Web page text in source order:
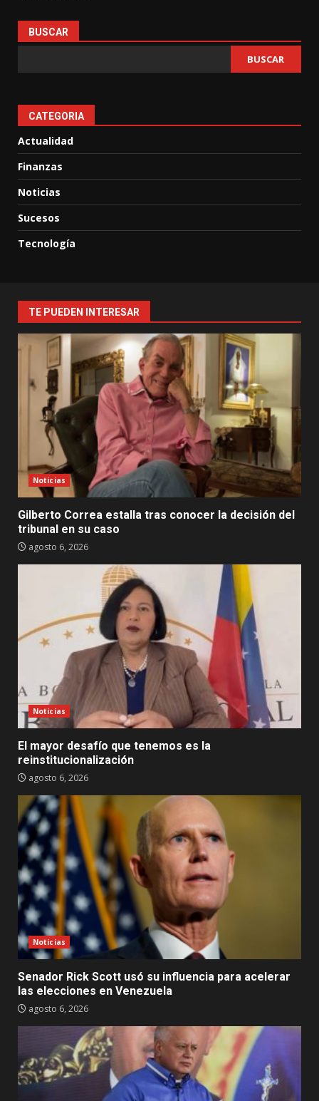
BUSCAR
BUSCAR
CATEGORIA
Actualidad
Finanzas
Noticias
Sucesos
Tecnología
TE PUEDEN INTERESAR
Noticias
Gilberto Correa estalla tras conocer la decisión del
tribunal en su caso
agosto 6, 2026
Noticias
El mayor desafío que tenemos es la
reinstitucionalización
agosto 6, 2026
Noticias
Senador Rick Scott usó su influencia para acelerar
las elecciones en Venezuela
agosto 6, 2026